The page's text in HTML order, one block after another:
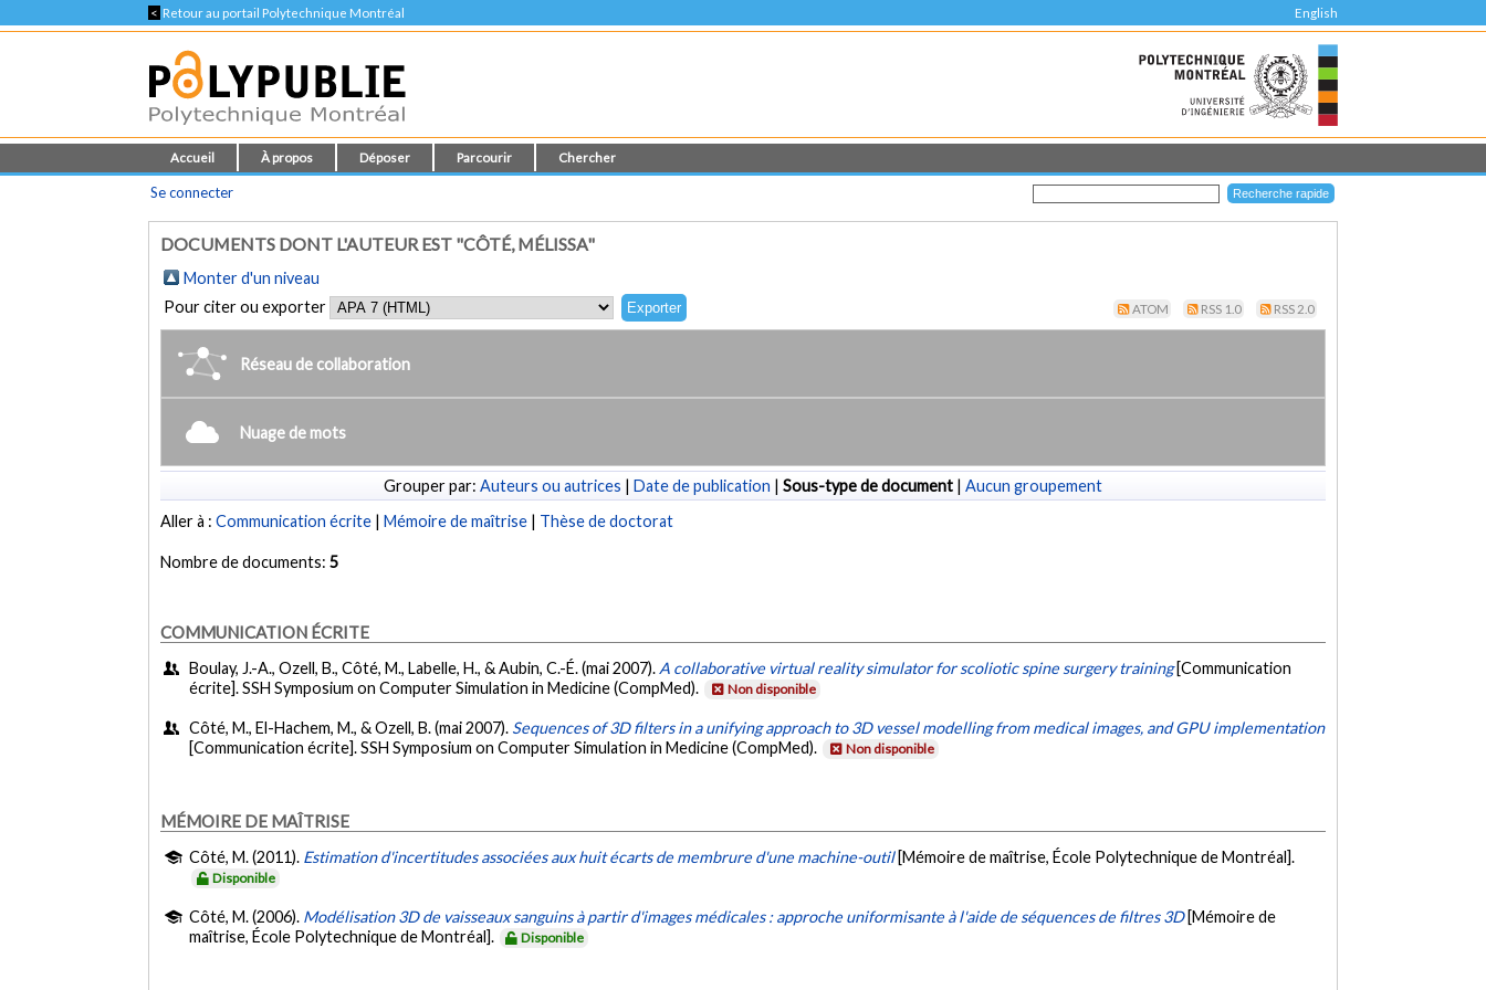
< Retour au portail Polytechnique Montréal English
Accueil À propos Déposer Parcourir Chercher
Se connecter
DOCUMENTS DONT L'AUTEUR EST "CÔTÉ, MÉLISSA"
Monter d'un niveau
Pour citer ou exporter
ATOM RSS 1.0 RSS 2.0
Réseau de collaboration
Nuage de mots
Grouper par: Auteurs ou autrices | Date de publication | Sous-type de document | Aucun groupement
Aller à :Communication écrite |Mémoire de maîtrise | Thèse de doctorat
Nombre de documents:5
COMMUNICATION ÉCRITE
Boulay, J.-A., Ozell, B., Côté, M., Labelle, H., & Aubin, C.-É. (mai 2007). A collaborative virtual reality simulator for scoliotic spine surgery training [Communication
écrite]. SSH Symposium on Computer Simulation in Medicine (CompMed).
Non disponible
Côté, M., El-Hachem, M., & Ozell, B. (mai 2007). Sequences of 3D filters in a unifying approach to 3D vessel modelling from medical images, and GPU implementation
[Communication écrite]. SSH Symposium on Computer Simulation in Medicine (CompMed).
Non disponible
MÉMOIRE DE MAÎTRISE
Côté, M. (2011). Estimation d'incertitudes associées aux huit écarts de membrure d'une machine-outil [Mémoire de maîtrise, École Polytechnique de Montréal].
Disponible
Côté, M. (2006). Modélisation 3D de vaisseaux sanguins à partir d'images médicales : approche uniformisante à l'aide de séquences de filtres 3D [Mémoire de
maîtrise, École Polytechnique de Montréal].
Disponible